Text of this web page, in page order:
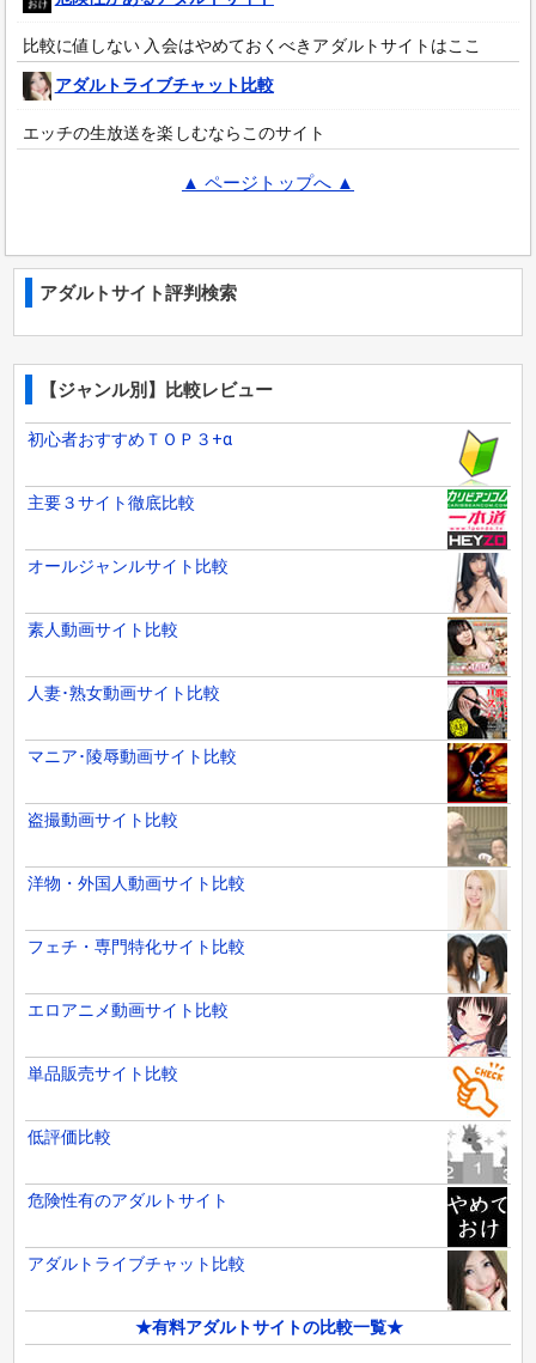
比較に値しない 入会はやめておくべきアダルトサイトはここ
アダルトライブチャット比較
エッチの生放送を楽しむならこのサイト
▲ ページトップへ ▲
アダルトサイト評判検索
【ジャンル別】比較レビュー
初心者おすすめＴＯＰ３+α
主要３サイト徹底比較
オールジャンルサイト比較
素人動画サイト比較
人妻･熟女動画サイト比較
マニア･陵辱動画サイト比較
盗撮動画サイト比較
洋物・外国人動画サイト比較
フェチ・専門特化サイト比較
エロアニメ動画サイト比較
単品販売サイト比較
低評価比較
危険性有のアダルトサイト
アダルトライブチャット比較
★有料アダルトサイトの比較一覧★